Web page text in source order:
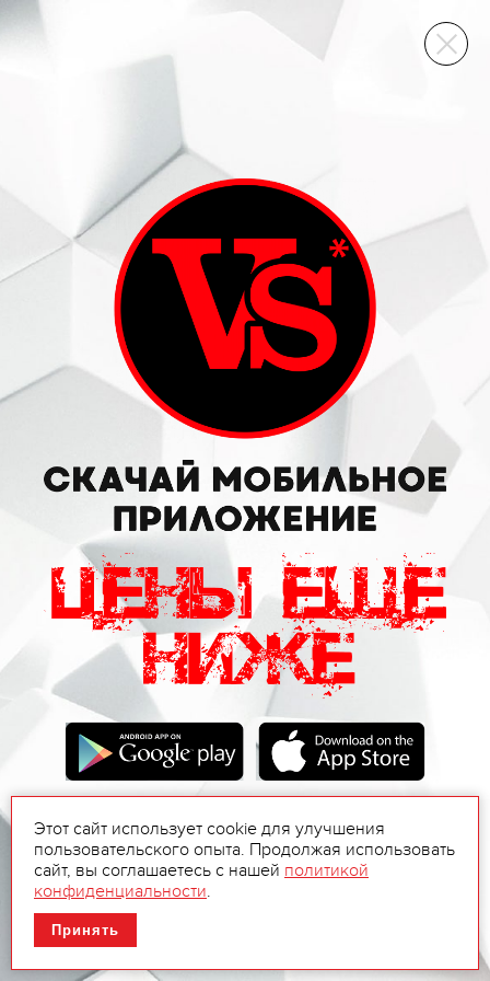
ВИННЫЙ СКЛАД
Этот сайт использует cookie для улучшения
пользовательского опыта. Продолжая использовать
сайт, вы соглашаетесь с нашей политикой
конфиденциальности.
Принять